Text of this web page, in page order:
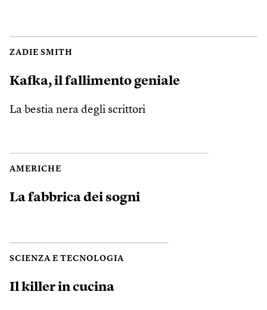
ZADIE SMITH
Kafka, il fallimento geniale
La bestia nera degli scrittori
AMERICHE
La fabbrica dei sogni
SCIENZA E TECNOLOGIA
Il killer in cucina